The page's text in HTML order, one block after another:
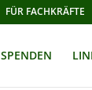
FÜR FACHKRÄFTE
SPENDEN